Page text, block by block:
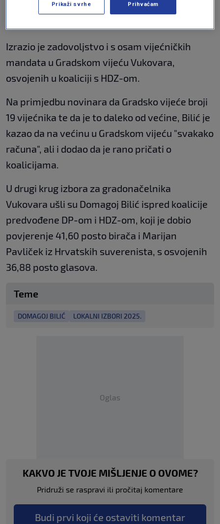
suradnji s Vladom može osigurati Vukovaru
Izrazio je zadovoljstvo i s osam vijećničkih
mandata u Gradskom vijeću Vukovara,
osvojenih u koaliciji s HDZ-om.
Na primjedbu novinara da Gradsko vijeće broji
19 vijećnika te da je to daleko od većine, Bilić je
kazao da na većinu u Gradskom vijeću "svakako
računa", ali i dodao da je rano pričati o
koalicijama.
U drugi krug izbora za gradonačelnika
Vukovara ušli su Domagoj Bilić ispred koalicije
predvođene DP-om i HDZ-om, koji je dobio
povjerenje 41,60 posto birača i Marijan
Pavliček iz Hrvatskih suverenista, s osvojenih
36,88 posto glasova.
Teme
DOMAGOJ BILIĆ LOKALNI IZBORI 2025.
Oglas
KAKVO JE TVOJE MIŠLJENJE O OVOME?
Pridruži se raspravi ili pročitaj komentare
Budi prvi koji će ostaviti komentar
Prikaži svrhe Prihvaćam